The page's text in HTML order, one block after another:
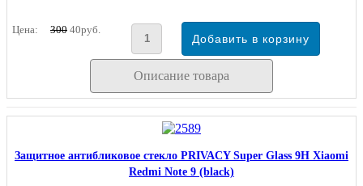
Цена: 300 40руб.
Описание товара
Защитное антибликовое стекло PRIVACY Super Glass 9H Xiaomi
Redmi Note 9 (black)